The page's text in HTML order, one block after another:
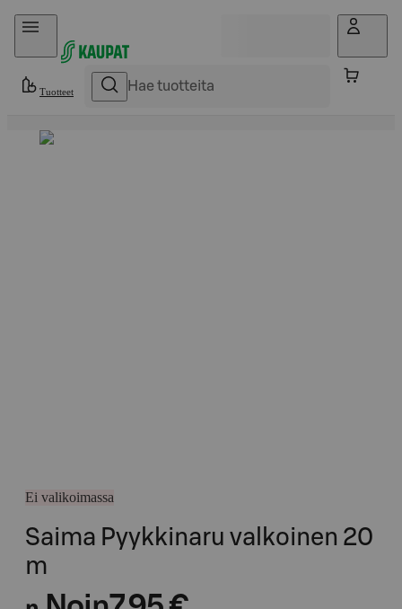
Hyppää sisältöön
Tuotteet
Ei valikoimassa
Saima Pyykkinaru valkoinen 20
m